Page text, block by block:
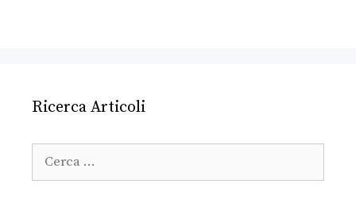
Ricerca Articoli